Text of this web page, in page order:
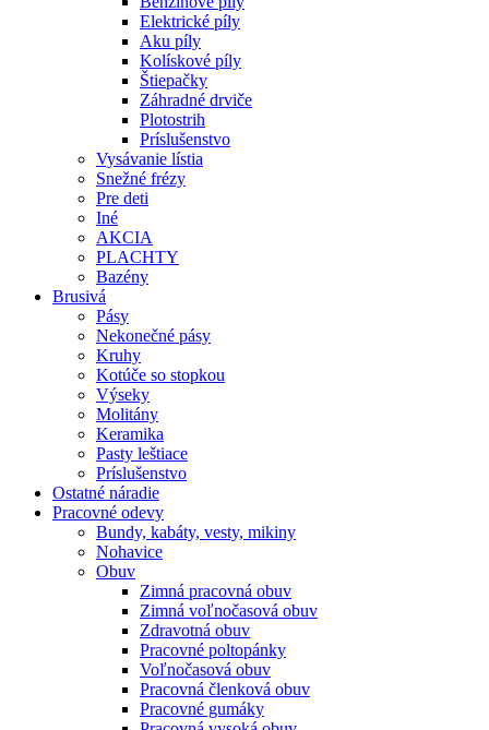
Elektrické píly
Aku píly
Kolískové píly
Štiepačky
Záhradné drviče
Plotostrih
Príslušenstvo
Vysávanie lístia
Snežné frézy
Pre deti
Iné
AKCIA
PLACHTY
Bazény
Brusivá
Pásy
Nekonečné pásy
Kruhy
Kotúče so stopkou
Výseky
Molitány
Keramika
Pasty leštiace
Príslušenstvo
Ostatné náradie
Pracovné odevy
Bundy, kabáty, vesty, mikiny
Nohavice
Obuv
Zimná pracovná obuv
Zimná voľnočasová obuv
Zdravotná obuv
Pracovné poltopánky
Voľnočasová obuv
Pracovná členková obuv
Pracovné gumáky